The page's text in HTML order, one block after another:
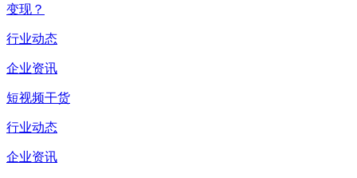
变现？
行业动态
企业资讯
短视频干货
行业动态
企业资讯